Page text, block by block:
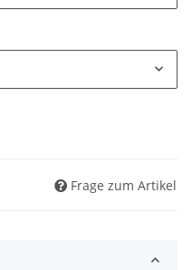
Frage zum Artikel